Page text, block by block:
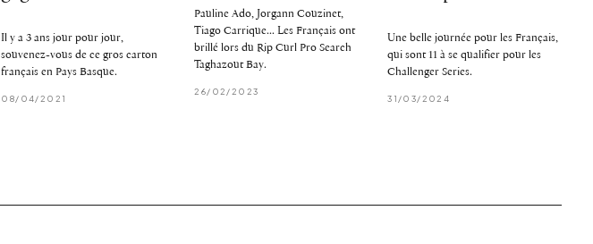
Il y a 3 ans jour pour jour,
souvenez-vous de ce gros carton
français en Pays Basque.
08/04/2021
Pauline Ado, Jorgann Couzinet,
Tiago Carrique... Les Français ont
brillé lors du Rip Curl Pro Search
Taghazout Bay.
26/02/2023
Une belle journée pour les Français,
qui sont 11 à se qualifier pour les
Challenger Series.
31/03/2024